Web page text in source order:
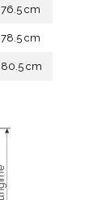
76.5 cm
78.5 cm
80.5 cm